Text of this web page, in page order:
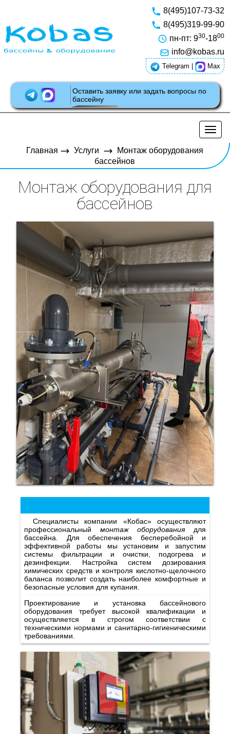
Оставить заявку или задать вопросы по
бассейну
8(495)107-73-32
8(495)319-99-90
пн-пт: 930-1800
info@kobas.ru
Telegram Max
Главная
Услуги
Монтаж оборудования
бассейнов
Монтаж оборудования для
бассейнов
Специалисты компании «Кобас» осуществляют
профессиональный монтаж оборудованиядля
бассейна. Для обеспечения бесперебойной и
эффективной работы мы установим и запустим
системы фильтрации и очистки, подогрева и
дезинфекции. Настройка систем дозирования
химических средств и контроля кислотно-щелочного
баланса позволит создать наиболее комфортные и
безопасные условия для купания.
Проектирование и установка бассейнового
оборудования требует высокой квалификации и
осуществляется в строгом соответствии с
техническими нормами и санитарно-гигиеническими
требованиями.